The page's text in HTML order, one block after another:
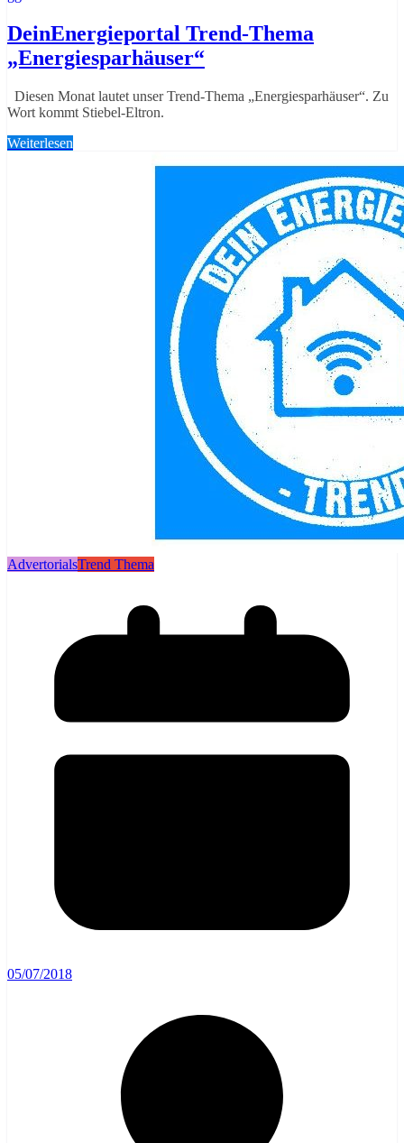
DeinEnergieportal Trend-Thema
„Energiesparhäuser“
Diesen Monat lautet unser Trend-Thema „Energiesparhäuser“. Zu
Wort kommt Stiebel-Eltron.
Weiterlesen
AdvertorialsTrend Thema
05/07/2018